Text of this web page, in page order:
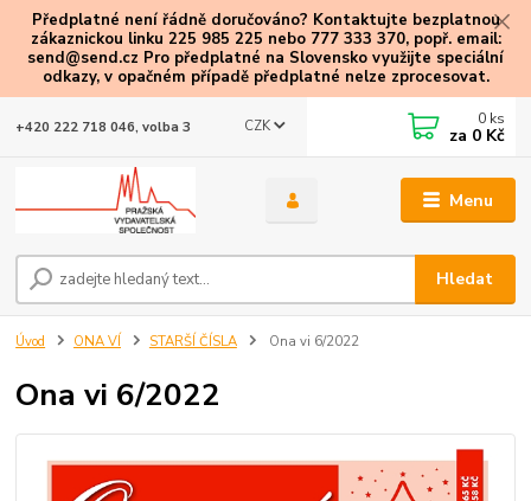
Předplatné není řádně doručováno? Kontaktujte bezplatnou
zákaznickou linku 225 985 225 nebo 777 333 370, popř. email:
send@send.cz Pro předplatné na Slovensko využijte speciální
odkazy, v opačném případě předplatné nelze zprocesovat.
Menu
CZK
Hledat
+420 222 718 046, volba 3 0 ks
za 0 Kč
Úvod ONA VÍ STARŠÍ ČÍSLA Ona vi 6/2022
Ona vi 6/2022